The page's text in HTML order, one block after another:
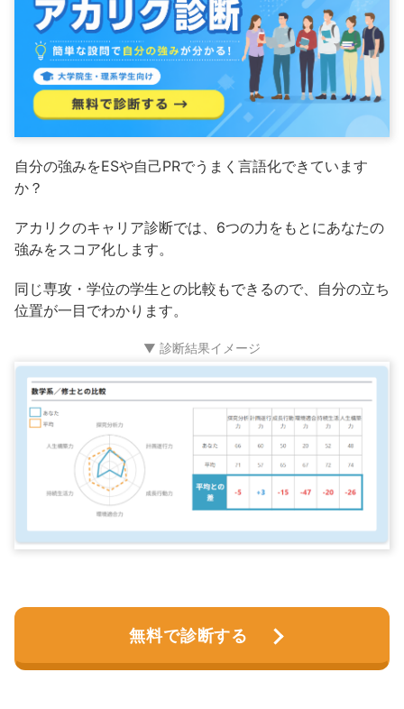
自分の強みをESや自己PRでうまく言語化できています
か？
アカリクのキャリア診断では、6つの力をもとにあなたの
強みをスコア化します。
同じ専攻・学位の学生との比較もできるので、自分の立ち
位置が一目でわかります。
▼ 診断結果イメージ
無料で診断する